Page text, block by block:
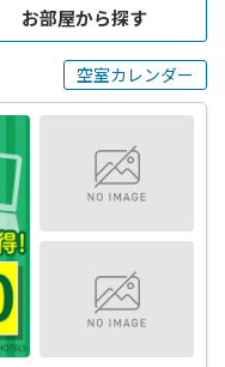
お部屋から探す
空室カレンダー